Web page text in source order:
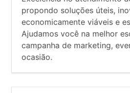
propondo soluções úteis,
economicamente viáveis e
Ajudamos você na melhor
campanha de marketing,
ocasião.